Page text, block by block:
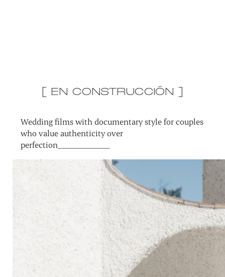
[ EN CONSTRUCCIÓN ]
Wedding films with documentary style for couples
who value authenticity over
perfection_____________